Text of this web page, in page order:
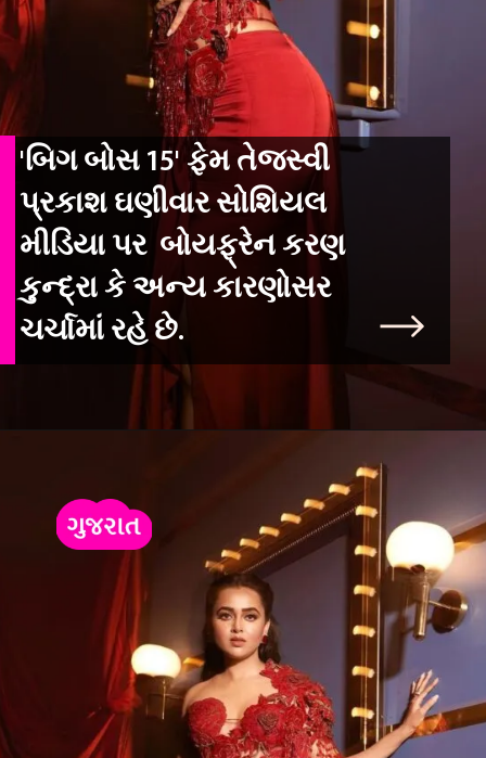
'બિગ બોસ 15' ફેમ તેજસ્વી
પ્રકાશ ઘણીવાર સોશિયલ
મીડિયા પર બોયફ્રેન કરણ
કુન્દ્રા કે અન્ય કારણોસર